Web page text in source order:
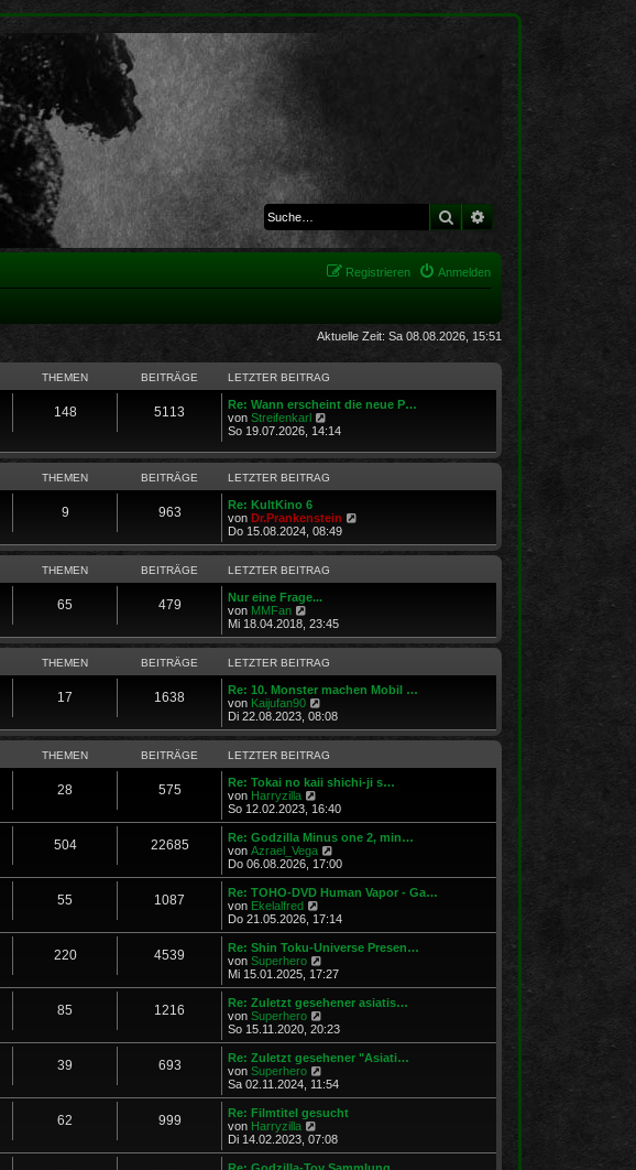
Suche Erweiterte Suche
Anmelden
Registrieren
Aktuelle Zeit: Sa 08.08.2026, 15:51
THEMEN BEITRÄGE LETZTER BEITRAG
148 5113
Re: Wann erscheint die neue P…
von Streifenkarl
e
e
t
B
e
i
r
So 19.07.2026, 14:14
THEMEN BEITRÄGE LETZTER BEITRAG
9 963
Re: KultKino 6
von Dr.Prankenstein
u
e
t
e
i
r
a
Do 15.08.2024, 08:49
THEMEN BEITRÄGE LETZTER BEITRAG
65 479
Nur eine Frage...
von MMFan
e
u
e
s
t
e
r
B
e
i
t
r
a
g
Mi 18.04.2018, 23:45
THEMEN BEITRÄGE LETZTER BEITRAG
17 1638
Re: 10. Monster machen Mobil …
von Kaijufan90
e
u
e
s
t
e
B
e
i
t
r
g
Di 22.08.2023, 08:08
THEMEN BEITRÄGE LETZTER BEITRAG
28 575
Re: Tokai no kaii shichi-ji s…
von Harryzilla
e
u
e
s
t
r
B
e
i
r
a
g
So 12.02.2023, 16:40
504 22685
Re: Godzilla Minus one 2, min…
von Azrael_Vega
e
u
e
t
B
e
i
r
g
Do 06.08.2026, 17:00
55 1087
Re: TOHO-DVD Human Vapor - Ga…
von Ekelalfred
e
u
e
s
t
r
B
e
i
r
a
g
Do 21.05.2026, 17:14
220 4539
Re: Shin Toku-Universe Presen…
von Superhero
e
u
e
t
r
B
e
i
r
g
Mi 15.01.2025, 17:27
85 1216
Re: Zuletzt gesehener asiatis…
von Superhero
e
u
e
t
B
e
i
So 15.11.2020, 20:23
39 693
Re: Zuletzt gesehener "Asiati…
von Superhero
e
u
e
t
Sa 02.11.2024, 11:54
62 999
Re: Filmtitel gesucht
von Harryzilla
e
u
e
Di 14.02.2023, 07:08
Re: Godzilla-Toy Sammlung